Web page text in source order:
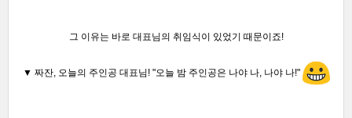
그 이유는 바로 대표님의 취임식이 있었기 때문이죠!
▼ 짜잔, 오늘의 주인공 대표님!"오늘 밤 주인공은 나야 나, 나야 나!"